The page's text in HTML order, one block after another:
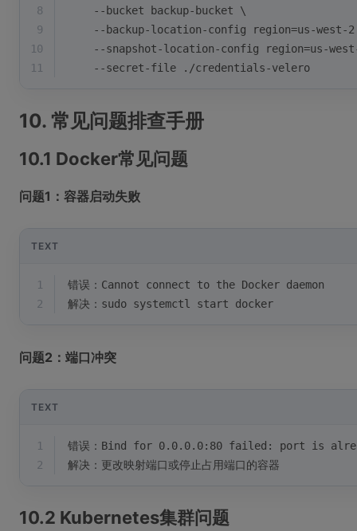
8
    --bucket backup-bucket \
9
--backup-location-config region=us-west-2
10
--snapshot-location-config region=us-
11
    --secret-file ./credentials-velero
10. 常见问题排查手册
10.1 Docker常见问题
问题1：容器启动失败
TEXT
1
错误：Cannot connect to the Docker daemon
2
解决：sudo systemctl start docker
问题2：端口冲突
TEXT
1
错误：Bind for 0.0.0.0:80 failed: port is
2
解决：更改映射端口或停止占用端口的容器
10.2 Kubernetes集群问题